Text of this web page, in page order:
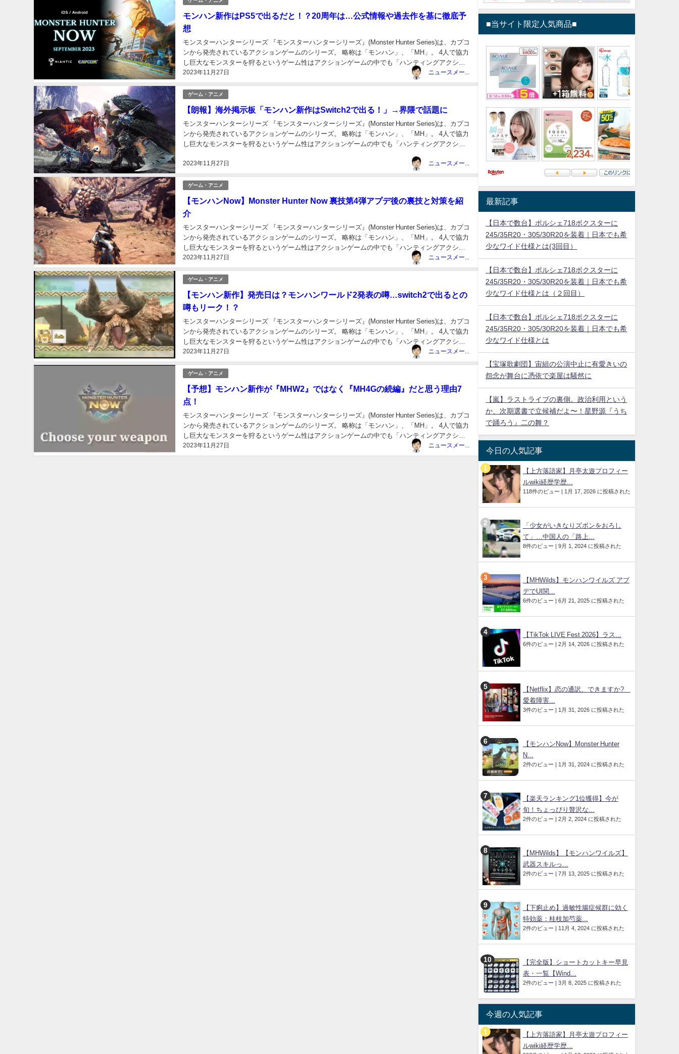
モンハン新作はPS5で出るだと！？20周年は…公式情報や過去作を基に徹底予
想
2023年11月27日
モンスターハンターシリーズ 『モンスターハンターシリーズ』(Monster Hunter Series)は、カプコ
ンから発売されているアクションゲームのシリーズ。 略称は「モンハン」、「MH」。 4人で協力
し巨大なモンスターを狩るというゲーム性はアクションゲームの中でも「ハンティングアクショ
ン」「狩りゲー」と言われるゲ...
ゲーム・アニメ
【朗報】海外掲示板「モンハン新作はSwitch2で出る！」→界隈で話題に
2023年11月27日
モンスターハンターシリーズ 『モンスターハンターシリーズ』(Monster Hunter Series)は、カプコ
ンから発売されているアクションゲームのシリーズ。 略称は「モンハン」、「MH」。 4人で協力
し巨大なモンスターを狩るというゲーム性はアクションゲームの中でも「ハンティングアクショ
ゲーム・アニメ
【モンハンNow】Monster Hunter Now 裏技第4弾アプデ後の裏技と対策を紹
介
2023年11月27日
モンスターハンターシリーズ 『モンスターハンターシリーズ』(Monster Hunter Series)は、カプコ
ンから発売されているアクションゲームのシリーズ。 略称は「モンハン」、「MH」。 4人で協力
し巨大なモンスターを狩るというゲーム性はアクションゲームの中でも「ハンティングアクショ
ン」「狩りゲー」と言われるゲ...
ゲーム・アニメ
【モンハン新作】発売日は？モンハンワールド2発表の噂…switch2で出るとの
噂もリーク！？
2023年11月27日
モンスターハンターシリーズ 『モンスターハンターシリーズ』(Monster Hunter Series)は、カプコ
ンから発売されているアクションゲームのシリーズ。 略称は「モンハン」、「MH」。 4人で協力
し巨大なモンスターを狩るというゲーム性はアクションゲームの中でも「ハンティングアクショ
ン」「狩りゲー」と言われるゲ...
ゲーム・アニメ
【予想】モンハン新作が『MHW2』ではなく『MH4Gの続編』だと思う理由7
点！
2023年11月27日
モンスターハンターシリーズ 『モンスターハンターシリーズ』(Monster Hunter Series)は、カプコ
ンから発売されているアクションゲームのシリーズ。 略称は「モンハン」、「MH」。 4人で協力
し巨大なモンスターを狩るというゲーム性はアクションゲームの中でも「ハンティングアクショ
ン」「狩りゲー」と言われるゲ...
■当サイト限定人気商品■
最新記事
【日本で数台】ポルシェ718ボクスターに
245/35R20・305/30R20を装着｜日本でも希
少なワイド仕様とは(3回目）
【日本で数台】ポルシェ718ボクスターに
245/35R20・305/30R20を装着｜日本でも希
少なワイド仕様とは（２回目）
【日本で数台】ポルシェ718ボクスターに
245/35R20・305/30R20を装着｜日本でも希
少なワイド仕様とは
【宝塚歌劇団】宙組の公演中止に有愛きいの
怨念が舞台に憑依で楽屋は騒然に
【嵐】ラストライブの裏側。政治利用という
か、次期選書で立候補だよ〜！星野源『うち
で踊ろう』二の舞？
今日の人気記事
【上方落語家】月亭太遊プロフィー
ルwiki経歴学歴...
118件のビュー | 1月 17, 2026 に投稿された
「少女がいきなりズボンをおろし
て」…中国人の「路上...
8件のビュー | 9月 1, 2024 に投稿された
【MHWilds】モンハンワイルズ アプ
デでUI関...
6件のビュー | 6月 21, 2025 に投稿された
【TikTok LIVE Fest 2026】ラス...
6件のビュー | 2月 14, 2026 に投稿された
【Netflix】恋の通訳、できますか?
愛着障害...
3件のビュー | 1月 31, 2026 に投稿された
【モンハンNow】Monster Hunter
N...
2件のビュー | 1月 31, 2024 に投稿された
【楽天ランキング1位獲得】今が
旬！ちょっぴり贅沢な...
2件のビュー | 2月 2, 2024 に投稿された
【MHWilds】【モンハンワイルズ】
武器スキルっ...
2件のビュー | 7月 13, 2025 に投稿された
【下痢止め】過敏性腸症候群に効く
特効薬：桂枝加芍薬...
2件のビュー | 11月 4, 2024 に投稿された
【完全版】ショートカットキー早見
表・一覧【Wind...
2件のビュー | 3月 8, 2025 に投稿された
今週の人気記事
【上方落語家】月亭太遊プロフィー
ルwiki経歴学歴...